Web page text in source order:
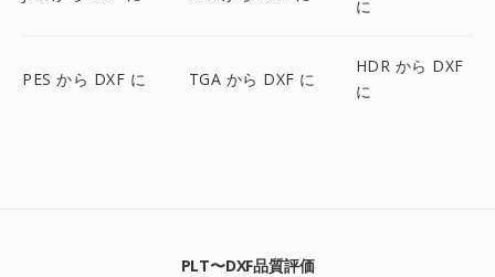
に
PES から DXF に TGA から DXF に
HDR から DXF
に
PLT〜DXF品質評価